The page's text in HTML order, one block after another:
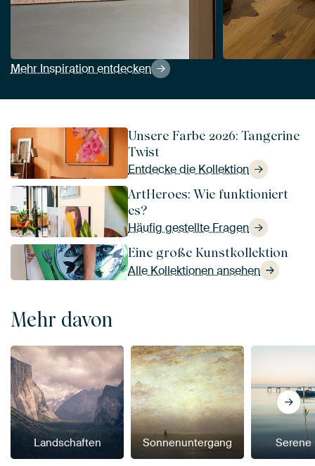
Mehr Inspiration entdecken
Unsere Farbe 2026: Tangerine
Twist
Entdecke die Kollektion
ArtHeroes: Wie funktioniert
es?
Häufig gestellte Fragen
Eine große Kunstkollektion
Alle Kollektionen ansehen
Mehr davon
Landschaften Sonnenuntergang Serene